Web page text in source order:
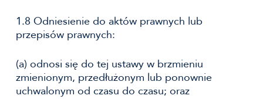
1.8 Odniesienie do aktów prawnych lub
przepisów prawnych:
(a) odnosi się do tej ustawy w brzmieniu
zmienionym, przedłużonym lub ponownie
uchwalonym od czasu do czasu; oraz